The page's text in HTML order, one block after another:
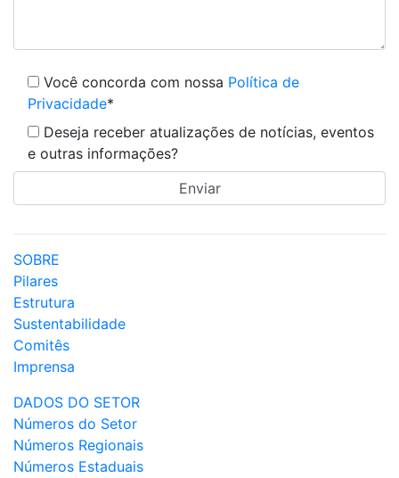
Você concorda com nossa Política de
Privacidade*
Deseja receber atualizações de notícias, eventos
e outras informações?
SOBRE
Pilares
Estrutura
Sustentabilidade
Comitês
Imprensa
DADOS DO SETOR
Números do Setor
Números Regionais
Números Estaduais